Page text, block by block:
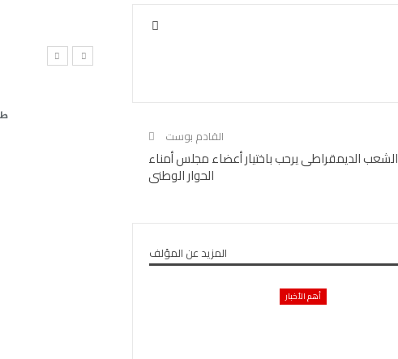
القادم بوست
الشعب الديمقراطى يرحب باختيار أعضاء مجلس أمناء
الحوار الوطنى
المزيد عن المؤلف
أهم الأخبار